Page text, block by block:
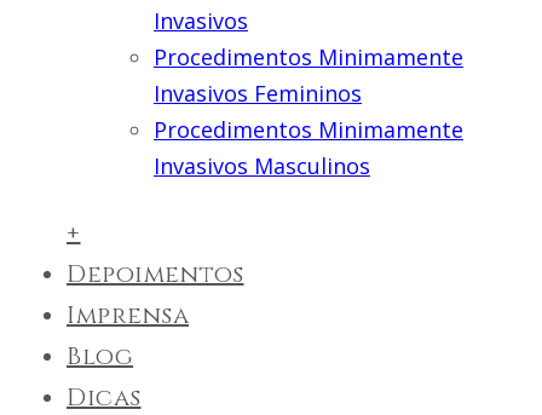
Invasivos
Procedimentos Minimamente
Invasivos Femininos
Procedimentos Minimamente
Invasivos Masculinos
+
Depoimentos
Imprensa
Blog
Dicas